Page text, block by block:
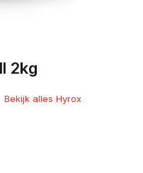
2kg
Bekijk alles Hyrox